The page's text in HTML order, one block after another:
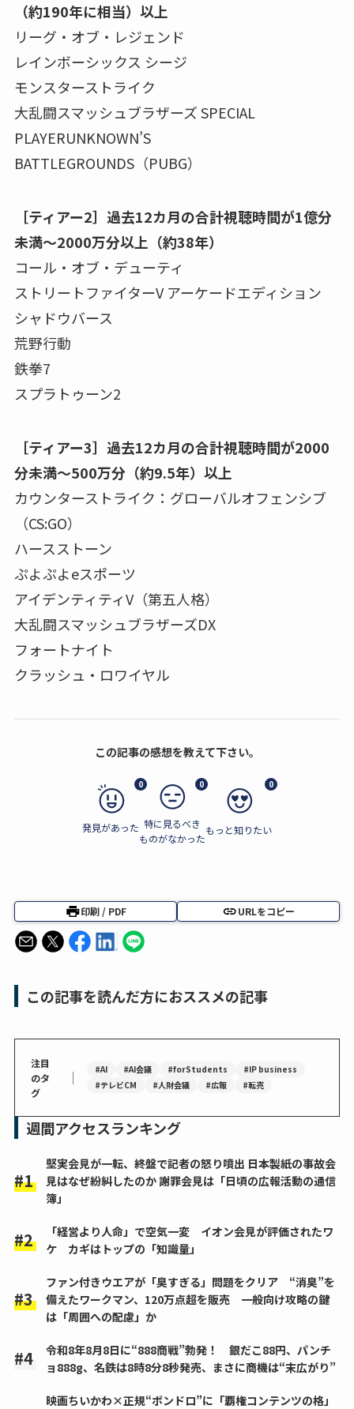
（約190年に相当）以上
リーグ・オブ・レジェンド
レインボーシックス シージ
モンスターストライク
大乱闘スマッシュブラザーズ SPECIAL
PLAYERUNKNOWN’S
BATTLEGROUNDS（PUBG）
［ティアー2］過去12カ月の合計視聴時間が1億分
未満～2000万分以上（約38年）
コール・オブ・デューティ
ストリートファイターV アーケードエディション
シャドウバース
荒野行動
鉄拳7
スプラトゥーン2
［ティアー3］過去12カ月の合計視聴時間が2000
分未満～500万分（約9.5年）以上
カウンターストライク：グローバルオフェンシブ
（CS:GO）
ハースストーン
ぷよぷよeスポーツ
アイデンティティV（第五人格）
大乱闘スマッシュブラザーズDX
フォートナイト
クラッシュ・ロワイヤル
この記事の感想を教えて下さい。
0
発見があった
0
特に見るべき
ものがなかった
0
もっと知りたい
印刷 / PDF URLをコピー
この記事を読んだ方におススメの記事
注目
のタ
グ
｜ #AI #AI会議 #forStudents
#IP business
#テレビCM
#人財会議 #広報 #転売
週間アクセスランキング
堅実会見が一転、終盤で記者の怒り噴出 日本製紙の事故会
見はなぜ紛糾したのか 謝罪会見は「日頃の広報活動の通信
簿」
「経営より人命」で空気一変 イオン会見が評価されたワ
ケ カギはトップの「知識量」
ファン付きウエアが「臭すぎる」問題をクリア “消臭”を
備えたワークマン、120万点超を販売 一般向け攻略の鍵
は「周囲への配慮」か
令和8年8月8日に“888商戦”勃発！ 銀だこ88円、パンチ
ョ888g、名鉄は8時8分8秒発売、まさに商機は“末広がり”
映画ちいかわ×正規“ボンドロ”に「覇権コンテンツの格」